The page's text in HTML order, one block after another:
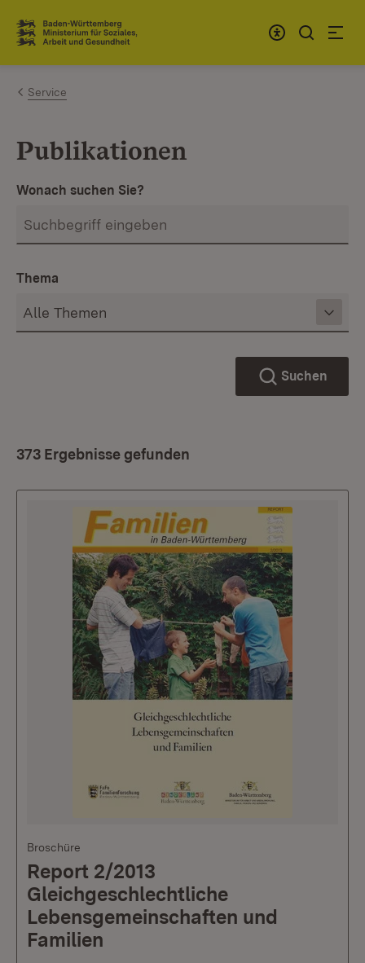
Zum Inhalt springen
Link zur Startseite
Service
Publikationen
Wonach suchen Sie?
Thema
Suchen
373 Ergebnisse gefunden
Broschüre
Report 2/2013
Gleichgeschlechtliche
Lebensgemeinschaften und
Familien